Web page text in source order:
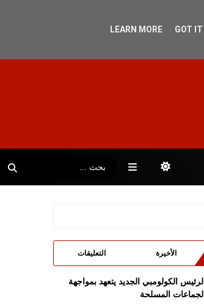
الأخيرة التعليقات
الرئيس الكولومبي الجديد يتعهد بمواجهة
الجماعات المسلحة
LEARN MORE GOT IT